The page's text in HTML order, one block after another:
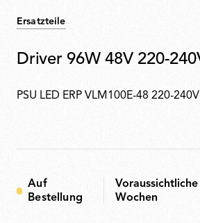
Ersatzteile
Driver 96W 48V 220-
PSU LED ERP VLM100E-48 220-
Auf
Bestellung
Wochen